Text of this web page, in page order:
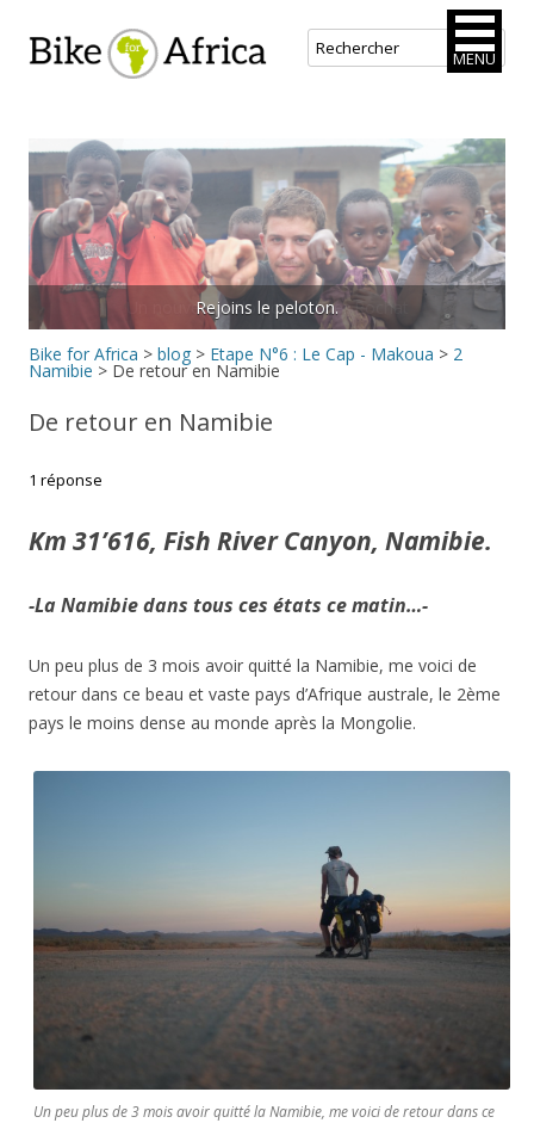
Bike for Africa
contenu
principal
Rejoins le peloton.
Bike for Africa > blog > Etape N°6 : Le Cap - Makoua > 2
Namibie > De retour en Namibie
De retour en Namibie
1 réponse
Km 31’616, Fish River Canyon, Namibie.
-La Namibie dans tous ces états ce matin…-
Un peu plus de 3 mois avoir quitté la Namibie, me voici de
retour dans ce beau et vaste pays d’Afrique australe, le 2ème
pays le moins dense au monde après la Mongolie.
Un peu plus de 3 mois avoir quitté la Namibie, me voici de retour dans ce
MENU